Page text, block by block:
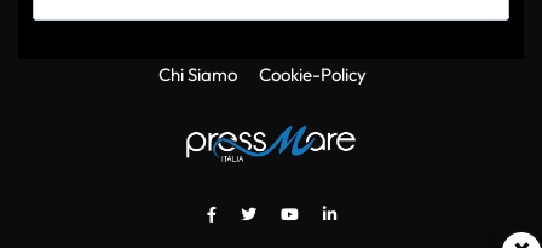
Chi Siamo Cookie-Policy